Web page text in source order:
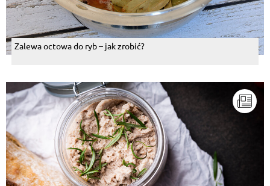
Zalewa octowa do ryb – jak zrobić?